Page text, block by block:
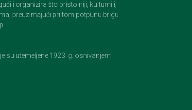
i organizira što pristojniji, kulturniji,
preuzimajući pri tom potpunu brigu
su utemeljene 1923. g. osnivanjem